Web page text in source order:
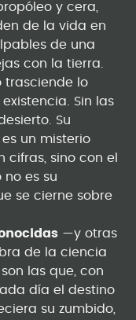
y cera,
de la vida en
de una
con la tierra.
trasciende lo
Sin las
Su
un misterio
cifras, sino con el
es su
se cierne sobre
—y otras
de la ciencia
las que, con
día el destino
su zumbido,